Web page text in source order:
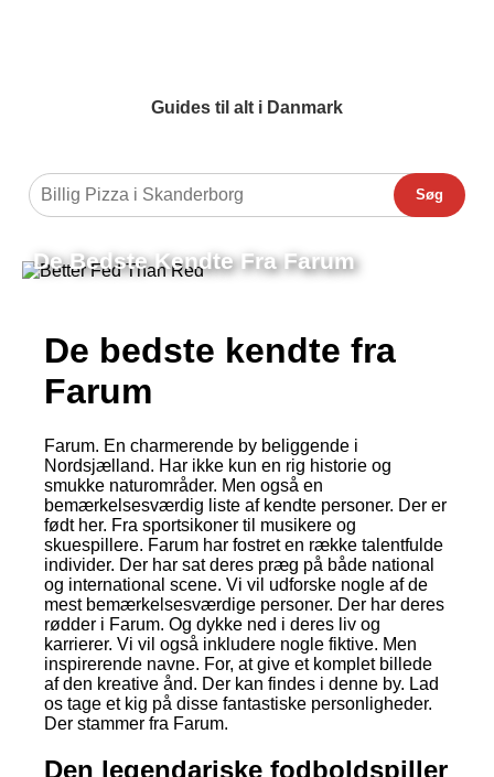
Guides til alt i Danmark
Søg
De Bedste Kendte Fra Farum
De bedste kendte fra
Farum
Farum. En charmerende by beliggende i
Nordsjælland. Har ikke kun en rig historie og
smukke naturområder. Men også en
bemærkelsesværdig liste af kendte personer. Der er
født her. Fra sportsikoner til musikere og
skuespillere. Farum har fostret en række talentfulde
individer. Der har sat deres præg på både national
og international scene. Vi vil udforske nogle af de
mest bemærkelsesværdige personer. Der har deres
rødder i Farum. Og dykke ned i deres liv og
karrierer. Vi vil også inkludere nogle fiktive. Men
inspirerende navne. For, at give et komplet billede
af den kreative ånd. Der kan findes i denne by. Lad
os tage et kig på disse fantastiske personligheder.
Der stammer fra Farum.
Den legendariske fodboldspiller